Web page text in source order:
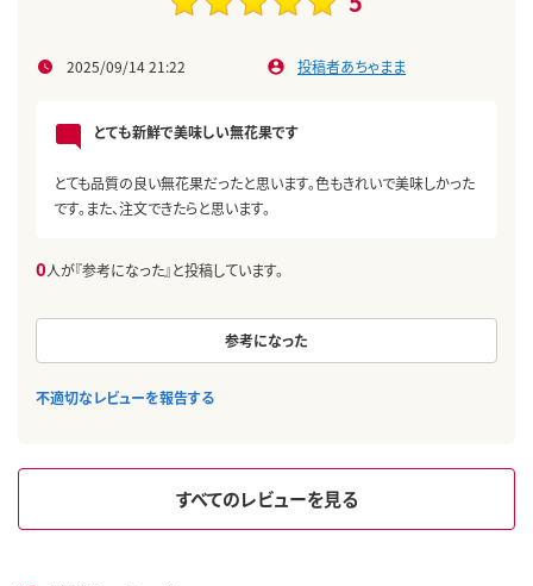
2025/09/14 21:22 投稿者あちゃまま
とても新鮮で美味しい無花果です
とても品質の良い無花果だったと思います。色もきれいで美味しかった
です。また、注文できたらと思います。
0人が『参考になった』と投稿しています。
参考になった
不適切なレビューを報告する
すべてのレビューを見る